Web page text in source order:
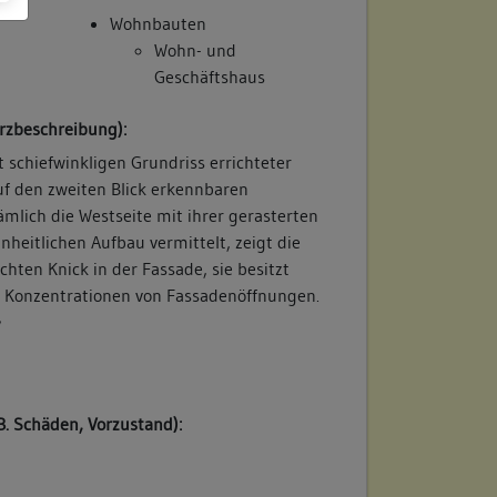
Wohnbauten
Wohn- und
Geschäftshaus
schiefwinkligen Grundriss errichteter
den zweiten Blick erkennbaren
die Westseite mit ihrer gerasterten
Aufbau vermittelt, zeigt die
Knick in der Fassade, sie besitzt
von Fassadenöffnungen.
Schäden, Vorzustand):